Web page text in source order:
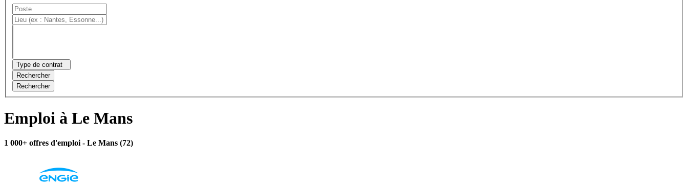
Type de contrat
Rechercher
Rechercher
Emploi à Le Mans
1 000+ offres d'emploi - Le Mans (72)